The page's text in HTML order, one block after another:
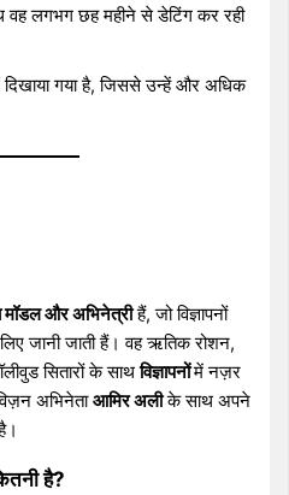
वह लगभग छह महीने से डेटिंग कर रही
दिखाया गया है, जिससे उन्हें और अधिक
मॉडल और अभिनेत्रीहैं, जो विज्ञापनों
जानी जाती हैं। वह ऋतिक रोशन,
सितारों के साथविज्ञापनोंमें नज़र
अभिनेताआमिर अलीके साथ अपने
है?